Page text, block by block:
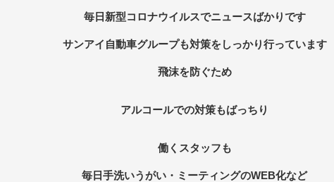
毎日新型コロナウイルスでニュースばかりです
サンアイ自動車グループも対策をしっかり行っています
飛沫を防ぐため
アルコールでの対策もばっちり
働くスタッフも
毎日手洗いうがい・ミーティングのWEB化など